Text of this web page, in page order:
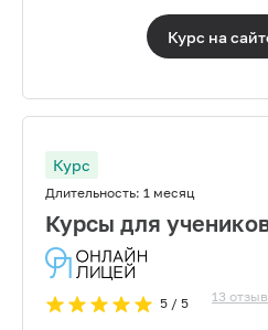
Курс на
Курс
Длительность: 1 месяц
Курсы для
5/ 5 13